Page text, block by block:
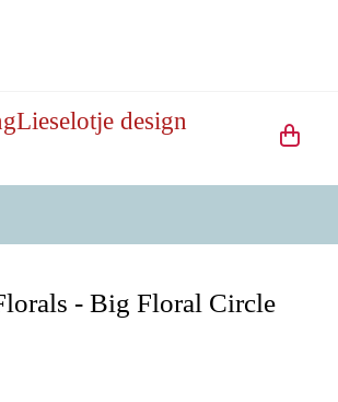
Lieselotje design
- Big Floral Circle